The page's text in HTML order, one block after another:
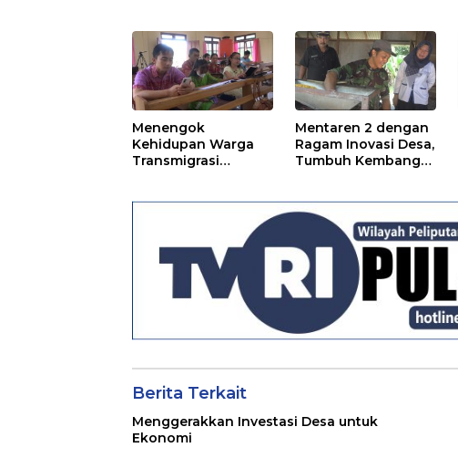
Menengok
Kehidupan Warga
Transmigrasi
Mentaren 2 dengan
Ragam Inovasi Desa,
Tumbuh Kembang
Berita Terkait
Menggerakkan Investasi Desa untuk
Ekonomi